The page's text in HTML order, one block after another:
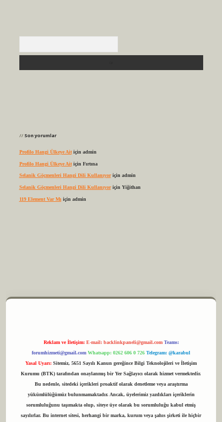
Son yorumlar
Profilo Hangi Ülkeye Aitiçin admin
Profilo Hangi Ülkeye Aitiçin Fırtına
Selanik Göçmenleri Hangi Dili Kullanıyoriçin admin
Selanik Göçmenleri Hangi Dili Kullanıyoriçin Yiğithan
119 Element Var Mı için admin
Reklam ve İletişim: E-mail: backlinkpaneli@gmail.com Teams:
forumhizmeti@gmail.com Whatsapp: 0262 606 0 726 Telegram: @karabul
Yasal Uyarı: Sitemiz, 5651 Sayılı Kanun gereğince Bilgi Teknolojileri ve İletişim
Kurumu (BTK) tarafından onaylanmış bir Yer Sağlayıcı olarak hizmet vermektedir.
Bu nedenle, sitedeki içerikleri proaktif olarak denetleme veya araştırma
yükümlülüğümüz bulunmamaktadır. Ancak, üyelerimiz yazdıkları içeriklerin
sorumluluğunu taşımakta olup, siteye üye olarak bu sorumluluğu kabul etmiş
sayılırlar. Bu internet sitesi, herhangi bir marka, kurum veya şahıs şirketi ile hiçbir